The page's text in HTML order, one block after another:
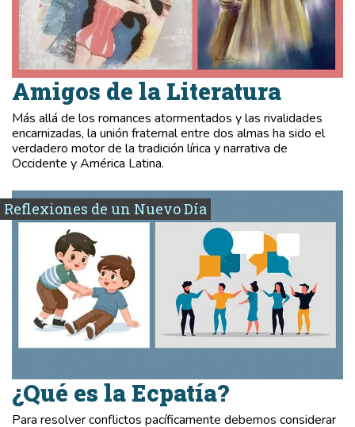
Amigos de la Literatura
Más allá de los romances atormentados y las rivalidades
encarnizadas, la unión fraternal entre dos almas ha sido el
verdadero motor de la tradición lírica y narrativa de
Occidente y América Latina.
Reflexiones de un Nuevo Día
¿Qué es la Ecpatía?
Para resolver conflictos pacíficamente debemos considerar